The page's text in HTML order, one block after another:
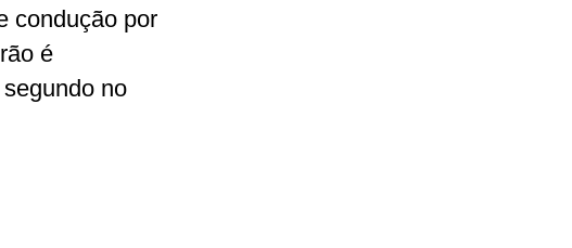
condução por
é
no